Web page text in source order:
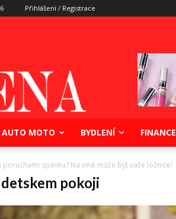
Přihlášení / Registrace
AUTO MOTO BYDLENÍ FINANCE
poruchami spánku? Na vině může být vaše ložnice!
pokoji